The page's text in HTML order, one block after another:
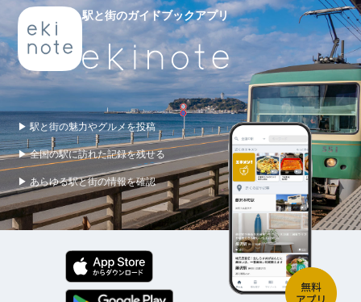
駅と街のガイドブックアプリ
▶ 駅と街の魅力やグルメを投稿
▶ 全国の駅に訪れた記録を残せる
▶ あらゆる駅と街の情報を確認